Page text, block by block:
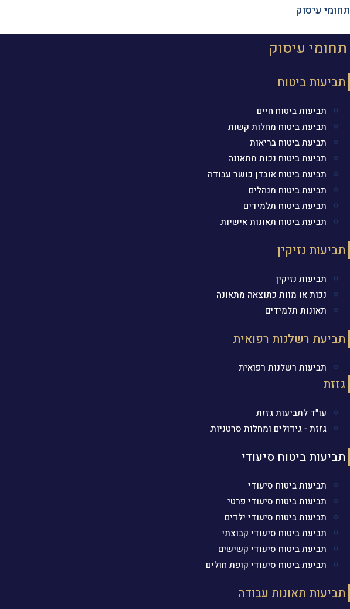
תחומי עיסוק
תחומי עיסוק
תביעות ביטוח
תביעות ביטוח חיים
תביעת ביטוח מחלות קשות
תביעת ביטוח בריאות
תביעת ביטוח נכות מתאונה
תביעת ביטוח אובדן כושר עבודה
תביעת ביטוח מנהלים
תביעת ביטוח תלמידים
תביעת ביטוח תאונות אישיות
תביעות נזיקין
תביעות נזיקין
נכות או מוות כתוצאה מתאונה
תאונות תלמידים
תביעת רשלנות רפואית
תביעות רשלנות רפואית
גזזת
עו"ד לתביעות גזזת
גזזת - גידולים ומחלות סרטניות
תביעות ביטוח סיעודי
תביעות ביטוח סיעודי
תביעות ביטוח סיעודי פרטי
תביעות ביטוח סיעודי ילדים
תביעת ביטוח סיעודי קבוצתי
תביעת ביטוח סיעודי קשישים
תביעת ביטוח סיעודי קופת חולים
תביעות תאונות עבודה